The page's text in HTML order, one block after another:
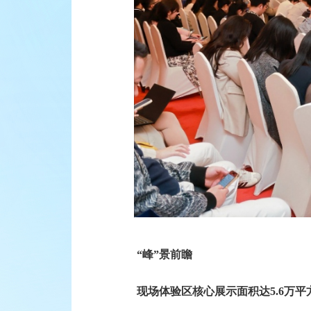
“峰”景前瞻
现场体验区核心展示面积达5.6万平